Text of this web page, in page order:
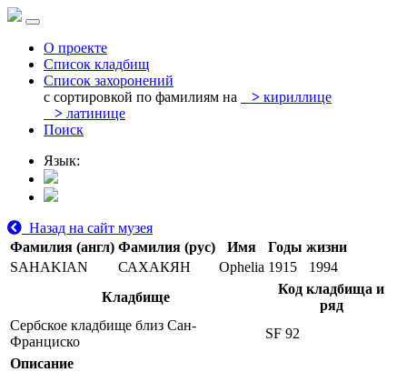
О проекте
Список кладбищ
Список захоронений
с сортировкой по фамилиям на
> кириллице
> латинице
Поиск
Язык:
Назад на сайт музея
Фамилия (англ) Фамилия (рус) Имя
Годы жизни
SAHAKIAN
САХАКЯН Ophelia 1915
1994
Кладбище
Код кладбища и
ряд
Сербское кладбище близ Сан-
Франциско
SF 92
Описание